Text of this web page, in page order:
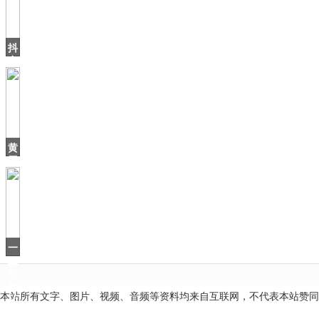
年，
之
抖
上
海
爷
黄
教
蛋
好
一
16
本站所有文字、图片、视频、音频等资料均来自互联网，不代表本站赞同